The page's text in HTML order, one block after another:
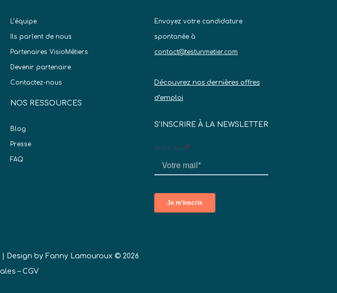
L’équipe
Ils parlent de nous
Partenaires VisioMétiers
Devenir partenaire
Contactez-nous
NOS RESSOURCES
Blog
Presse
FAQ
Envoyez votre candidature
spontanée à
contact@testunmetier.com
Découvrez nos dernières offres
d’emploi
S’INSCRIRE À LA NEWSLETTER
| Design by Fanny Lamouroux © 2026
– CGV